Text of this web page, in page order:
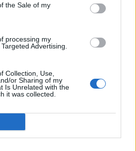
the Sale of my
processing my
Advertising.
Collection, Use,
or Sharing of my
Is Unrelated with the
it was collected.
често се поврзува со
ресурси, како што
така, сугерираат дека
значително ги
модели на однесување, што
на системските промени, а
одговорност.
и да се заштитите
чекор е да побарате